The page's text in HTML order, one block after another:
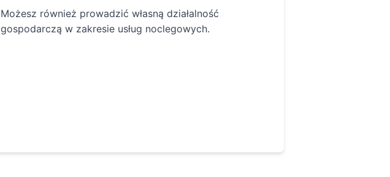
Możesz również prowadzić własną działalność
gospodarczą w zakresie usług noclegowych.